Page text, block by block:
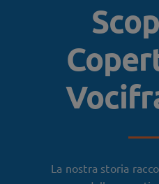
La nostra storia